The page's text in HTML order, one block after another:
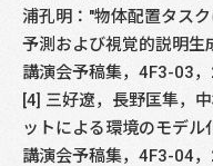
浦孔明："物体配置タス
予測および視覚的説明生
講演会予稿集，4F3-03，
[4] 三好遼，長野匡隼，
ットによる環境のモデ
講演会予稿集，4F3-04，